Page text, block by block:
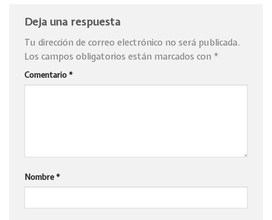
Deja una respuesta
Tu dirección de correo electrónico no será publicada.
Los campos obligatorios están marcados con *
Comentario *
Nombre *